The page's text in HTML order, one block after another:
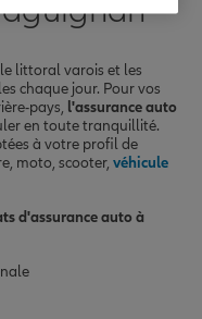
littoral varois et les
chaque jour. Pour vos
pays, l'assurance auto
en toute tranquillité.
à votre profil de
moto, scooter, véhicule
d'assurance auto à